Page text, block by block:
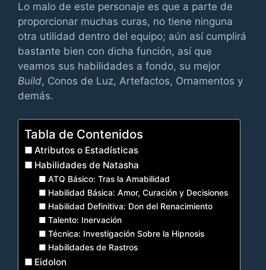
Lo malo de este personaje es que a parte de
proporcionar muchas curas, no tiene ninguna
otra utilidad dentro del equipo; aún así cumplirá
bastante bien con dicha función, así que
veamos sus habilidades a fondo, su mejor
Build, Conos de Luz, Artefactos, Ornamentos y
demás.
Tabla de Contenidos
Atributos o Estadísticas
Habilidades de Natasha
ATQ Básico: Tras la Amabilidad
Habilidad Básica: Amor, Curación y Decisiones
Habilidad Definitiva: Don del Renacimiento
Talento: Inervación
Técnica: Investigación Sobre la Hipnosis
Habilidades de Rastros
Eidolon